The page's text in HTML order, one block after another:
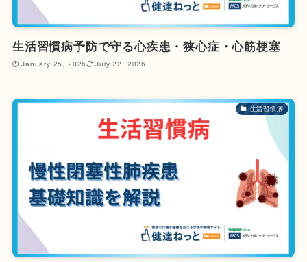
生活習慣病予防で守る心疾患・狭心症・心筋梗塞
January 25, 2026 July 22, 2026
生活習慣病